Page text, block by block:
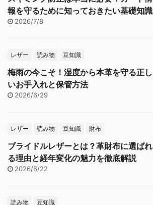
報を守るために知っておきたい基礎知識
2026/7/8
レザー 読み物 豆知識
梅雨の今こそ！湿度から本革を守る正し
いお手入れと保管方法
2026/6/29
レザー 読み物 豆知識 財布
ブライドルレザーとは？革財布に選ばれ
る理由と経年変化の魅力を徹底解説
2026/6/22
読み物 豆知識